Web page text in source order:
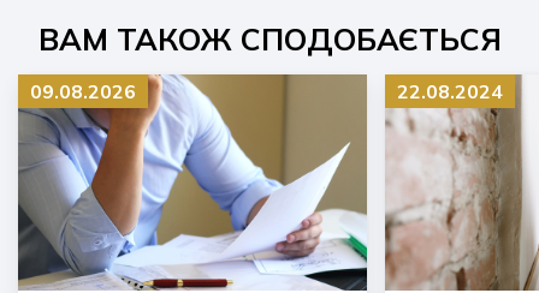
ВАМ ТАКОЖ СПОДОБАЄТЬСЯ
09.08.2026 22.08.2024